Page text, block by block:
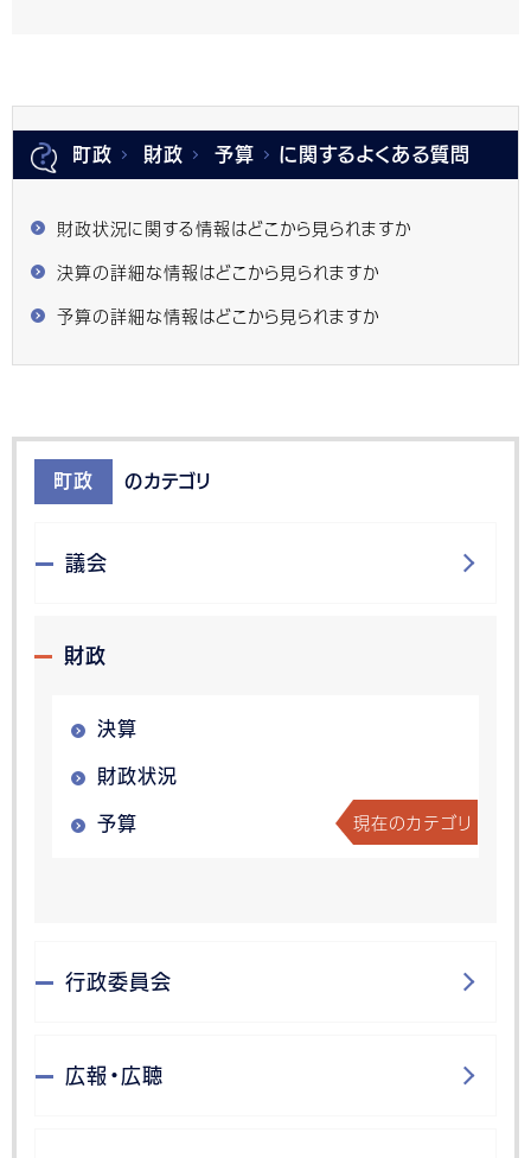
町政 財政 予算 に関するよくある質問
財政状況に関する情報はどこから見られますか
決算の詳細な情報はどこから見られますか
予算の詳細な情報はどこから見られますか
町政 のカテゴリ
議会
財政
決算
財政状況
予算 現在のカテゴリ
行政委員会
広報・広聴